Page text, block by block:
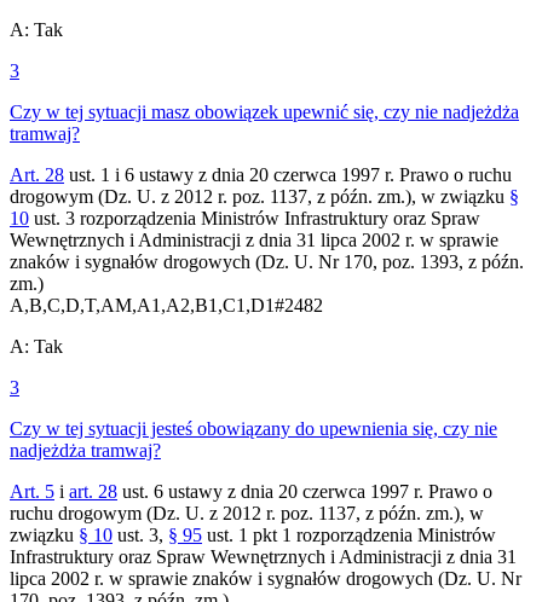
A: Tak
3
Czy w tej sytuacji masz obowiązek upewnić się, czy nie nadjeżdża
tramwaj?
Art. 28 ust. 1 i 6 ustawy z dnia 20 czerwca 1997 r. Prawo o ruchu
drogowym (Dz. U. z 2012 r. poz. 1137, z późn. zm.), w związku §
10 ust. 3 rozporządzenia Ministrów Infrastruktury oraz Spraw
Wewnętrznych i Administracji z dnia 31 lipca 2002 r. w sprawie
znaków i sygnałów drogowych (Dz. U. Nr 170, poz. 1393, z późn.
zm.)
A,B,C,D,T,AM,A1,A2,B1,C1,D1#2482
A: Tak
3
Czy w tej sytuacji jesteś obowiązany do upewnienia się, czy nie
nadjeżdża tramwaj?
Art. 5 i art. 28 ust. 6 ustawy z dnia 20 czerwca 1997 r. Prawo o
ruchu drogowym (Dz. U. z 2012 r. poz. 1137, z późn. zm.), w
związku § 10 ust. 3, § 95 ust. 1 pkt 1 rozporządzenia Ministrów
Infrastruktury oraz Spraw Wewnętrznych i Administracji z dnia 31
lipca 2002 r. w sprawie znaków i sygnałów drogowych (Dz. U. Nr